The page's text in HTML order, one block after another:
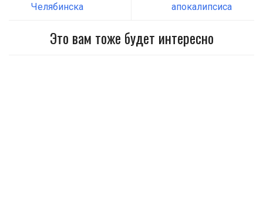
Челябинска
апокалипсиса
Это вам тоже будет интересно